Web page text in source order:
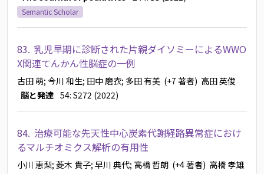
Semantic Scholar
83. 乳児早期に診断された片親ダイソミーによるWWO
X関連てんかん性脳症の一例
古田 萌; 今川 和生; 田中 磨衣; 多田 有美 (+7 著者) 高田 英俊
脳と発達 54: S272 (2022)
84. 治療可能な先天性中心炭素代謝経路異常症におけ
るマルチオミクス解析の有用性
小川 恵梨; 菱木 貴子; 早川 典代; 高橋 哲朗 (+4 著者) 高橋 孝雄